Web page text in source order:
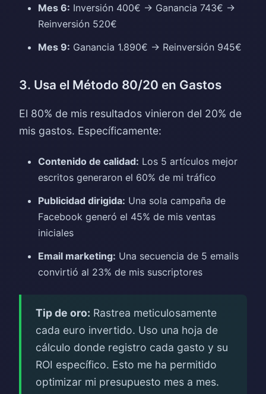
Mes 6: Inversión 400€ → Ganancia 743€ →
Reinversión 520€
Mes 9: Ganancia 1.890€ → Reinversión 945€
3. Usa el Método 80/20 en Gastos
El 80% de mis resultados vinieron del 20% de
mis gastos. Específicamente:
Contenido de calidad: Los 5 artículos mejor
escritos generaron el 60% de mi tráfico
Publicidad dirigida: Una sola campaña de
Facebook generó el 45% de mis ventas
iniciales
Email marketing: Una secuencia de 5 emails
convirtió al 23% de mis suscriptores
Tip de oro: Rastrea meticulosamente
cada euro invertido. Uso una hoja de
cálculo donde registro cada gasto y su
ROI específico. Esto me ha permitido
optimizar mi presupuesto mes a mes.